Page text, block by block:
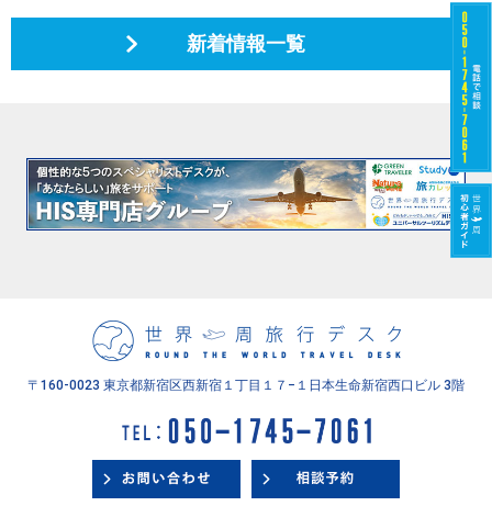
新着情報一覧
〒160-0023 東京都新宿区西新宿１丁目１７−１ 日本生命新宿西口ビル 3階